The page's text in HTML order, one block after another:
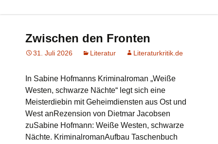
Zwischen den Fronten
31. Juli 2026 Literatur Literaturkritik.de
In Sabine Hofmanns Kriminalroman „Weiße
Westen, schwarze Nächte“ legt sich eine
Meisterdiebin mit Geheimdiensten aus Ost und
West anRezension von Dietmar Jacobsen
zuSabine Hofmann: Weiße Westen, schwarze
Nächte. KriminalromanAufbau Taschenbuch